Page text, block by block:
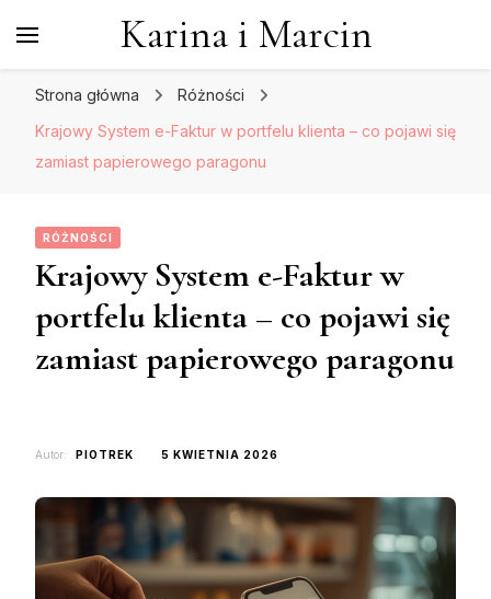
Karina i Marcin
Strona główna
Różności
Krajowy System e-Faktur w portfelu klienta – co pojawi się
zamiast papierowego paragonu
RÓŻNOŚCI
Krajowy System e-Faktur w
portfelu klienta – co pojawi się
zamiast papierowego paragonu
Autor: PIOTREK 5 KWIETNIA 2026